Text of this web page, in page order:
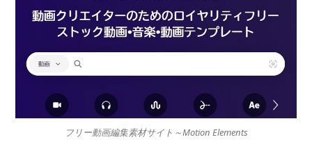
フリー動画編集素材サイト～Motion Elements